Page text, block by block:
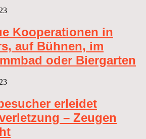
Kooperationen in
auf Bühnen, im
oder Biergarten
erleidet
– Zeugen